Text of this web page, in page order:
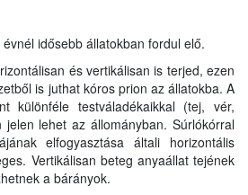
idősebb állatokban fordul elő.
és vertikálisan is terjed, ezen
is juthat kóros prion az állatokba. A
különféle testváladékaikkal (tej, vér,
jelen lehet az állományban. Súrlókórral
elfogyasztása általi horizontális
Vertikálisan beteg anyaállat tejének
a bárányok.